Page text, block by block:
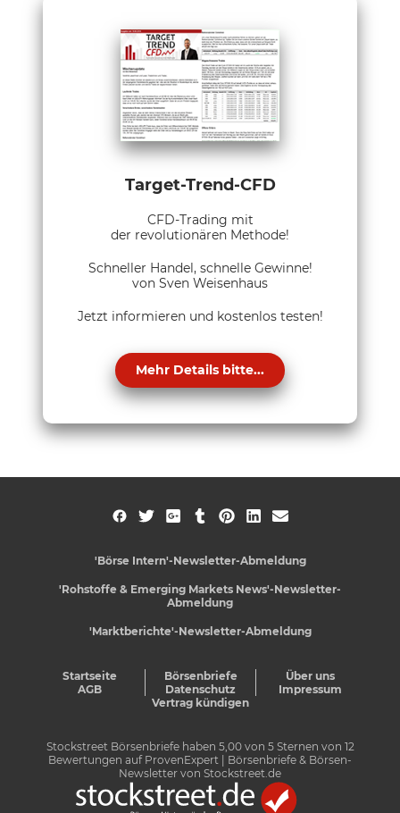
Target-Trend-CFD
CFD-Trading mit
der revolutionären Methode!
Schneller Handel, schnelle Gewinne!
von Sven Weisenhaus
Jetzt informieren und kostenlos testen!
Mehr Details bitte...
'Börse Intern'-Newsletter-Abmeldung
'Rohstoffe & Emerging Markets News'-Newsletter-
Abmeldung
'Marktberichte'-Newsletter-Abmeldung
Startseite Börsenbriefe
Über uns
AGB
Datenschutz
Impressum
Vertrag kündigen
Stockstreet Börsenbriefe haben 5,00von 5Sternen von 12
Bewertungen auf ProvenExpert
| Börsenbriefe & Börsen-
Newsletter von Stockstreet.de